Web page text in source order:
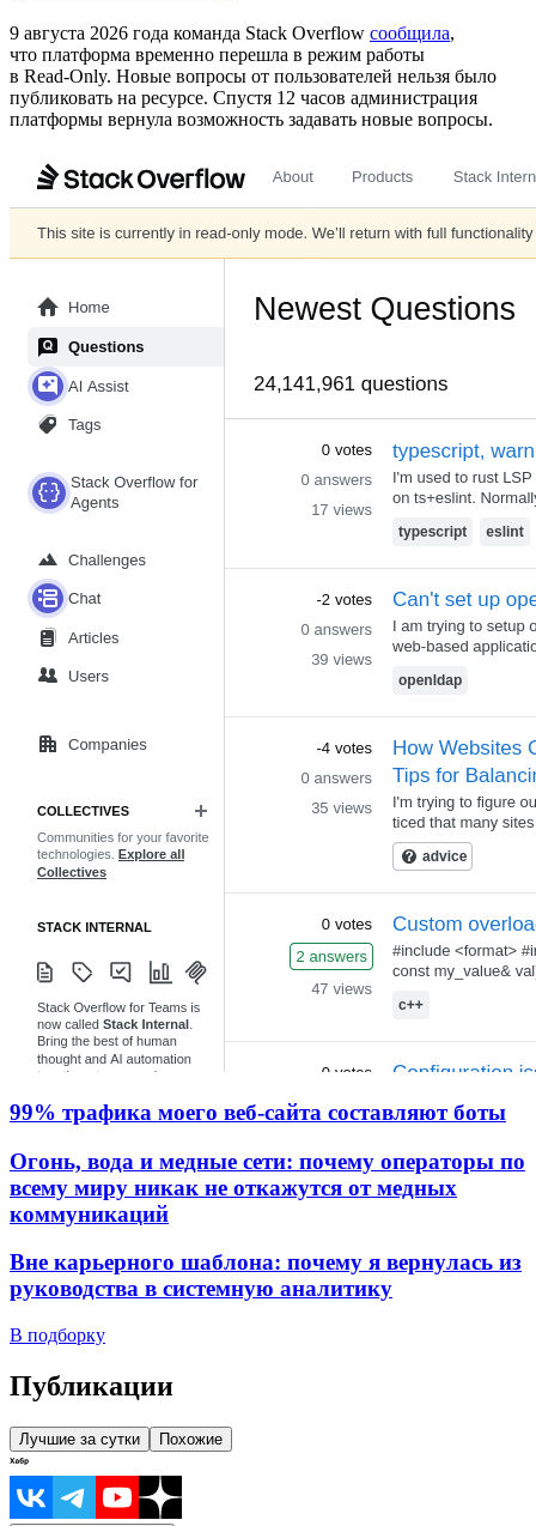
9 августа 2026 года команда Stack Overflow сообщила,
что платформа временно перешла в режим работы
в Read‑Only. Новые вопросы от пользователей нельзя было
публиковать на ресурсе. Спустя 12 часов администрация
платформы вернула возможность задавать новые вопросы.
99% трафика моего веб‑сайта составляют боты
Огонь, вода и медные сети: почему операторы по
всему миру никак не откажутся от медных
коммуникаций
Вне карьерного шаблона: почему я вернулась из
руководства в системную аналитику
В подборку
Публикации
Лучшие за сутки Похожие